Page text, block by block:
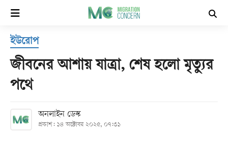
হোম
সর্বশেষ
বিভাগ
ইউরোপ
জীবনের আশায় যাত্রা, শেষ হলো মৃত্যুর
পথে
অনলাইন ডেস্ক
প্রকাশ: ১৪ অক্টোবর ২০২৫, ০৭:৩১